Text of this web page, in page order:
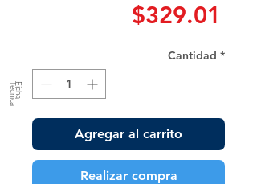
F
ic
h
a
T
é
c
n
ic
a
$329.01
Cantidad *
Agregar al carrito
Realizar compra